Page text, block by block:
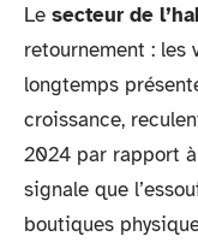
Le secteur de
retournement : les
longtemps
croissance,
2024 par rapport
signale que
boutiques